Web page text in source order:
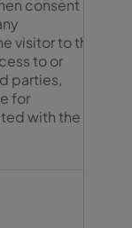
consent is
visitor to the
to or
parties,
for
with the